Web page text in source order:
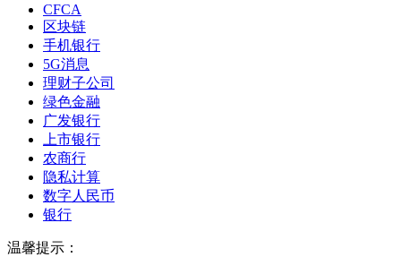
CFCA
区块链
手机银行
5G消息
理财子公司
绿色金融
广发银行
上市银行
农商行
隐私计算
数字人民币
银行
温馨提示：